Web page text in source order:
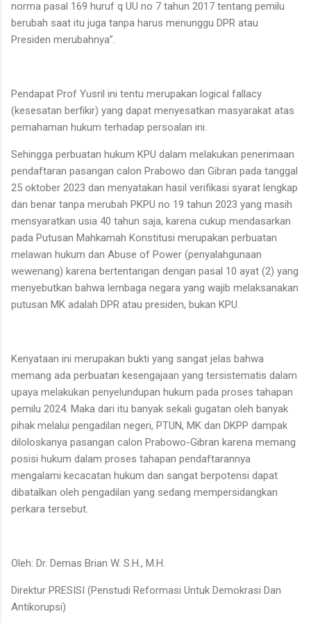
norma pasal 169 huruf q UU no 7 tahun 2017 tentang pemilu
berubah saat itu juga tanpa harus menunggu DPR atau
Presiden merubahnya”.
Pendapat Prof Yusril ini tentu merupakan logical fallacy
(kesesatan berfikir) yang dapat menyesatkan masyarakat atas
pemahaman hukum terhadap persoalan ini.
Sehingga perbuatan hukum KPU dalam melakukan penerimaan
pendaftaran pasangan calon Prabowo dan Gibran pada tanggal
25 oktober 2023 dan menyatakan hasil verifikasi syarat lengkap
dan benar tanpa merubah PKPU no 19 tahun 2023 yang masih
mensyaratkan usia 40 tahun saja, karena cukup mendasarkan
pada Putusan Mahkamah Konstitusi merupakan perbuatan
melawan hukum dan Abuse of Power (penyalahgunaan
wewenang) karena bertentangan dengan pasal 10 ayat (2) yang
menyebutkan bahwa lembaga negara yang wajib melaksanakan
putusan MK adalah DPR atau presiden, bukan KPU.
Kenyataan ini merupakan bukti yang sangat jelas bahwa
memang ada perbuatan kesengajaan yang tersistematis dalam
upaya melakukan penyelundupan hukum pada proses tahapan
pemilu 2024. Maka dari itu banyak sekali gugatan oleh banyak
pihak melalui pengadilan negeri, PTUN, MK dan DKPP dampak
diloloskanya pasangan calon Prabowo-Gibran karena memang
posisi hukum dalam proses tahapan pendaftarannya
mengalami kecacatan hukum dan sangat berpotensi dapat
dibatalkan oleh pengadilan yang sedang mempersidangkan
perkara tersebut.
Oleh: Dr. Demas Brian W. S.H., M.H.
Direktur PRESISI (Penstudi Reformasi Untuk Demokrasi Dan
Antikorupsi)